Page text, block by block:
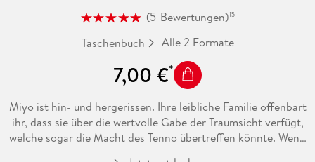
(5 Bewertungen)15
Taschenbuch Alle 2 Formate
7,00 €
Miyo ist hin- und hergerissen. Ihre leibliche Familie offenbart
ihr, dass sie über die wertvolle Gabe der Traumsicht verfügt,
welche sogar die Macht des Tenno übertreffen könnte. Wenn